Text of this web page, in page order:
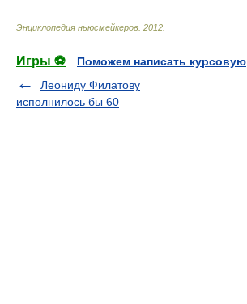
Энциклопедия ньюсмейкеров 2012
Игры ⚽
Поможем написать курсовую
Леониду Филатову
исполнилось бы 60